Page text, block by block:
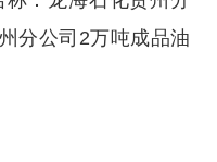
分公司2万吨成品油